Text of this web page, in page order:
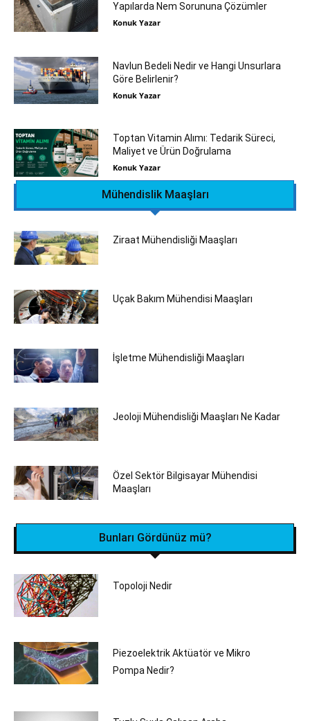
Yapılarda Nem Sorununa Çözümler
Konuk Yazar
Navlun Bedeli Nedir ve Hangi Unsurlara
Göre Belirlenir?
Konuk Yazar
Toptan Vitamin Alımı: Tedarik Süreci,
Maliyet ve Ürün Doğrulama
Konuk Yazar
Mühendislik Maaşları
Ziraat Mühendisliği Maaşları
Uçak Bakım Mühendisi Maaşları
İşletme Mühendisliği Maaşları
Jeoloji Mühendisliği Maaşları Ne Kadar
Özel Sektör Bilgisayar Mühendisi
Maaşları
Bunları Gördünüz mü?
Topoloji Nedir
Piezoelektrik Aktüatör ve Mikro
Pompa Nedir?